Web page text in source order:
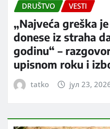
DRUŠTVO VESTI
„Najveća greška
donese iz straha
godinu“ –
upisnom roku i
tatko јул 23,